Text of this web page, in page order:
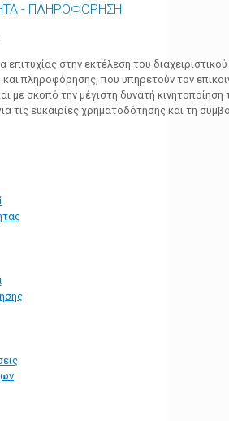
- ΠΛΗΡΟΦΟΡΗΣΗ
επιτυχίας στην εκτέλεση του
και πληροφόρησης, που υπηρετούν τον
με σκοπό την μέγιστη δυνατή
τις ευκαιρίες χρηματοδότησης και τη